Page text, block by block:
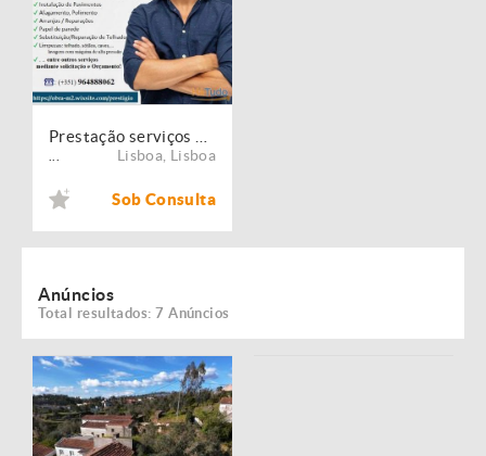
Lisboa Lisboa
Sob Consulta
Anúncios
Total resultados: 7 Anúncios